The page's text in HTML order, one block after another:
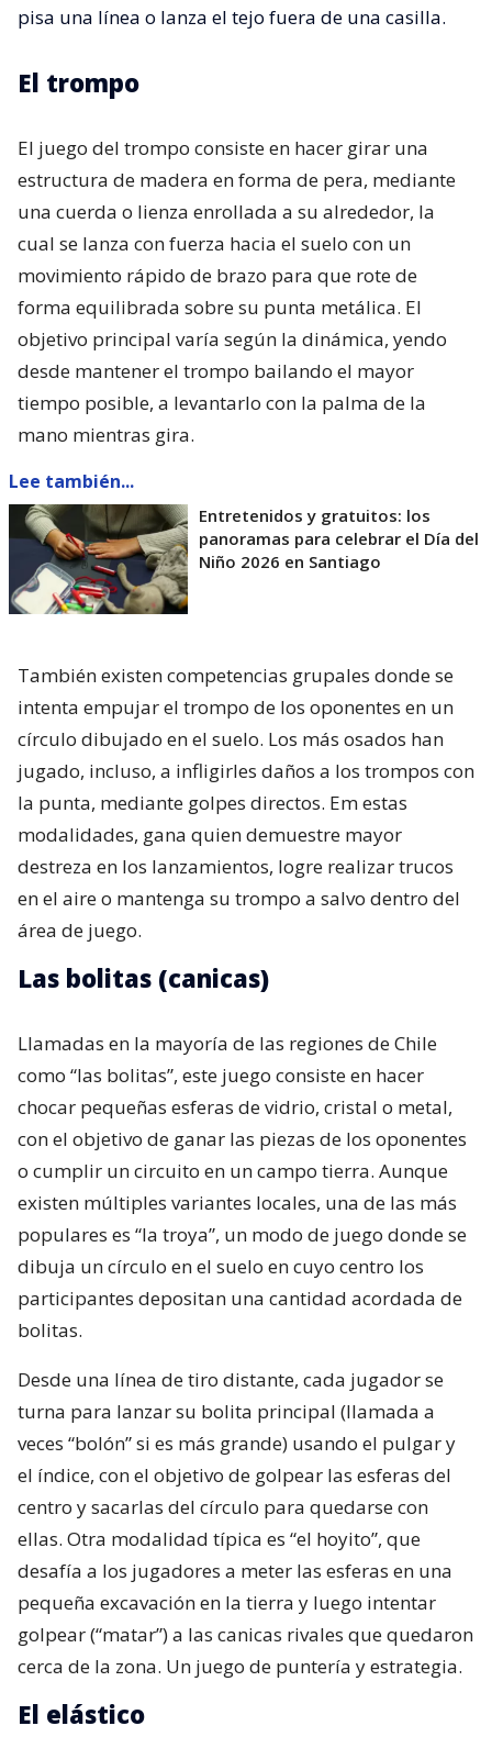
pisa una línea o lanza el tejo fuera de una casilla.
El trompo
El juego del trompo consiste en hacer girar una
estructura de madera en forma de pera, mediante
una cuerda o lienza enrollada a su alrededor, la
cual se lanza con fuerza hacia el suelo con un
movimiento rápido de brazo para que rote de
forma equilibrada sobre su punta metálica. El
objetivo principal varía según la dinámica, yendo
desde mantener el trompo bailando el mayor
tiempo posible, a levantarlo con la palma de la
mano mientras gira.
Lee también...
Entretenidos y gratuitos: los
panoramas para celebrar el Día del
Niño 2026 en Santiago
También existen competencias grupales donde se
intenta empujar el trompo de los oponentes en un
círculo dibujado en el suelo. Los más osados han
jugado, incluso, a infligirles daños a los trompos con
la punta, mediante golpes directos. Em estas
modalidades, gana quien demuestre mayor
destreza en los lanzamientos, logre realizar trucos
en el aire o mantenga su trompo a salvo dentro del
área de juego.
Las bolitas (canicas)
Llamadas en la mayoría de las regiones de Chile
como “las bolitas”, este juego consiste en hacer
chocar pequeñas esferas de vidrio, cristal o metal,
con el objetivo de ganar las piezas de los oponentes
o cumplir un circuito en un campo tierra. Aunque
existen múltiples variantes locales, una de las más
populares es “la troya”, un modo de juego donde se
dibuja un círculo en el suelo en cuyo centro los
participantes depositan una cantidad acordada de
bolitas.
Desde una línea de tiro distante, cada jugador se
turna para lanzar su bolita principal (llamada a
veces “bolón” si es más grande) usando el pulgar y
el índice, con el objetivo de golpear las esferas del
centro y sacarlas del círculo para quedarse con
ellas. Otra modalidad típica es “el hoyito”, que
desafía a los jugadores a meter las esferas en una
pequeña excavación en la tierra y luego intentar
golpear (“matar”) a las canicas rivales que quedaron
cerca de la zona. Un juego de puntería y estrategia.
El elástico